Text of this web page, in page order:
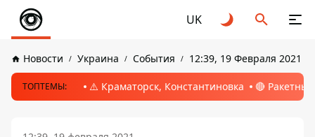
UK
Новости Украина События 12:39, 19 Февраля 2021
ТОПТЕМЫ: ⚠️ Краматорск, Константиновка 🔴